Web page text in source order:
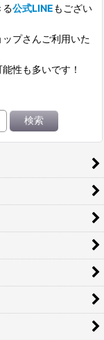
る公式LINEもござい
プさんご利用いた
性も多いです！
検索